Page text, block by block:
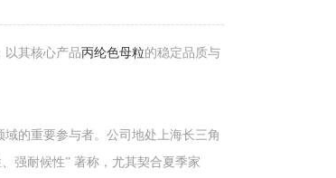
以其核心产品丙纶色母粒的稳定品质与
域的重要参与者。公司地处上海长三角
强耐候性” 著称，尤其契合夏季家